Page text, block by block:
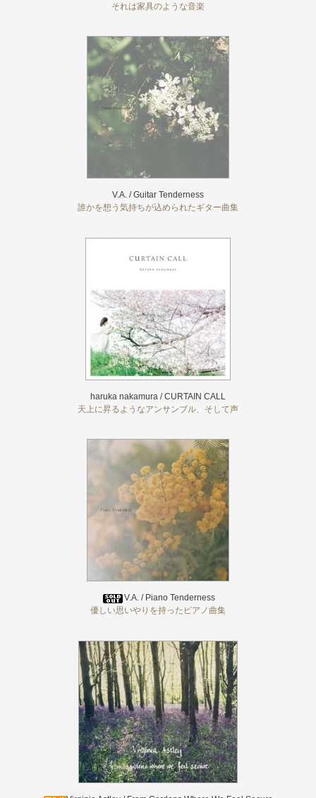
それは家具のような音楽
V.A. / Guitar Tenderness
誰かを想う気持ちが込められたギター曲集
haruka nakamura / CURTAIN CALL
天上に昇るようなアンサンブル、そして声
V.A. / Piano Tenderness
優しい思いやりを持ったピアノ曲集